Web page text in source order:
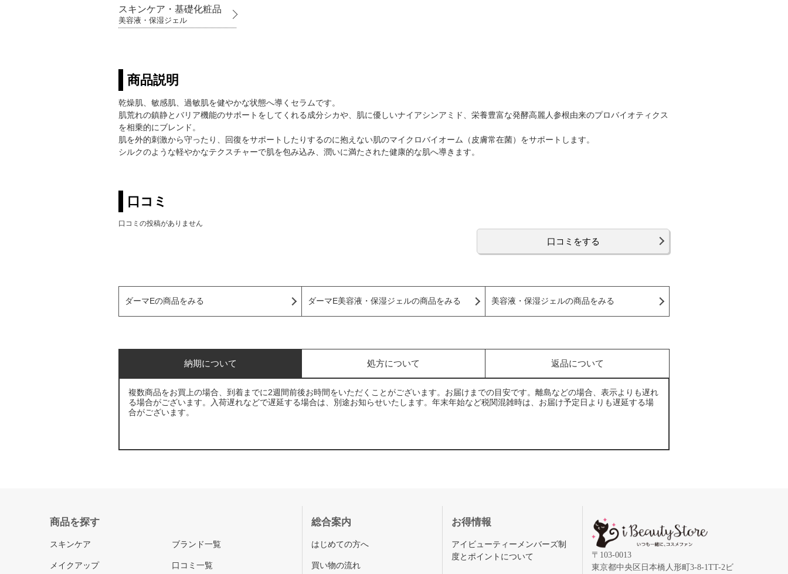
スキンケア・基礎化粧品
美容液・保湿ジェル
商品説明
乾燥肌、敏感肌、過敏肌を健やかな状態へ導くセラムです。
肌荒れの鎮静とバリア機能のサポートをしてくれる成分シカや、肌に優しいナイアシンアミド、栄養豊富な発酵高麗人参根由来のプロバイオティクス
を相乗的にブレンド。
肌を外的刺激から守ったり、回復をサポートしたりするのに抱えない肌のマイクロバイオーム（皮膚常在菌）をサポートします。
シルクのような軽やかなテクスチャーで肌を包み込み、潤いに満たされた健康的な肌へ導きます。
口コミ
口コミの投稿がありません
口コミをする
ダーマEの商品をみる ダーマE美容液・保湿ジェルの商品をみる 美容液・保湿ジェルの商品をみる
納期について 処方について 返品について
複数商品をお買上の場合、到着までに2週間前後お時間をいただくことがございます。お届けまでの目安です。離島などの場合、表示よりも遅れ
る場合がございます。入荷遅れなどで遅延する場合は、別途お知らせいたします。年末年始など税関混雑時は、お届け予定日よりも遅延する場
合がございます。
商品を探す
スキンケア
メイクアップ
ブランド一覧
口コミ一覧
総合案内
はじめての方へ
買い物の流れ
お得情報
アイビューティーメンバーズ制
度とポイントについて
〒103-0013
東京都中央区日本橋人形町3-8-1TT-2ビ